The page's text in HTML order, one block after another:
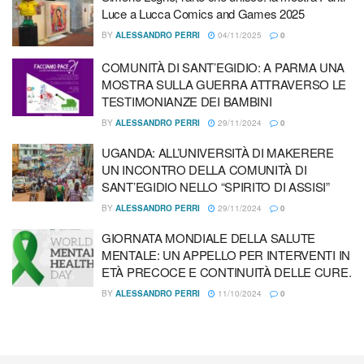
Salvatore Pace, dell’arciconfraternita del Carmine di
Taranto, ci racconta le radici, la storia, il significato di
questo rito così suggestivo che vuole riaffermare la pietà
popolare come pratica devozionale delle nostre comunità.
Le processioni, le statue, i simboli, viste non solo come
manifestazione pubblica di fede, ma come testimonianza di
una storia, di un vissuto, di una cultura che ancora oggi, a
distanza di tanti anni, sono in grado di parlare al cuore e
all’anima di tante persone e probabilmente anche in grado
di suscitare emozioni e senso di appartenenza in chi non è
cattolico praticante.
Guarda l’intervista a Salvatore Pace
Luce a Lucca Comics and Games 2025
BY ALESSANDRO PERRI 04/11/2025 0
COMUNITÀ DI SANT’EGIDIO: A PARMA UNA
MOSTRA SULLA GUERRA ATTRAVERSO LE
TESTIMONIANZE DEI BAMBINI
BY ALESSANDRO PERRI 29/11/2024 0
UGANDA: ALL’UNIVERSITÀ DI MAKERERE
UN INCONTRO DELLA COMUNITÀ DI
SANT’EGIDIO NELLO “SPIRITO DI ASSISI”
BY ALESSANDRO PERRI 29/11/2024 0
GIORNATA MONDIALE DELLA SALUTE
MENTALE: UN APPELLO PER INTERVENTI IN
ETÀ PRECOCE E CONTINUITÀ DELLE CURE.
BY ALESSANDRO PERRI 11/10/2024 0